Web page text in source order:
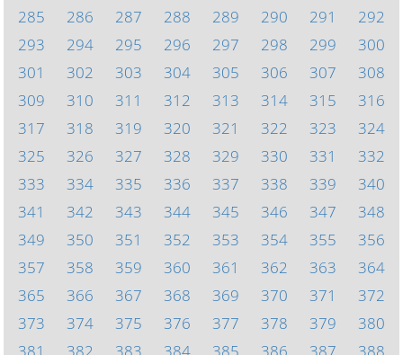
285
286 287 288 289 290 291
292
293
294 295 296 297 298 299
300
301
302 303 304 305 306 307
308
309
310 311 312 313 314 315
316
317
318 319 320 321 322 323
324
325
326 327 328 329 330 331
332
333
334 335 336 337 338 339
340
341
342 343 344 345 346 347
348
349
350 351 352 353 354 355
356
357
358 359 360 361 362 363
364
365
366 367 368 369 370 371
372
373
374 375 376 377 378 379
380